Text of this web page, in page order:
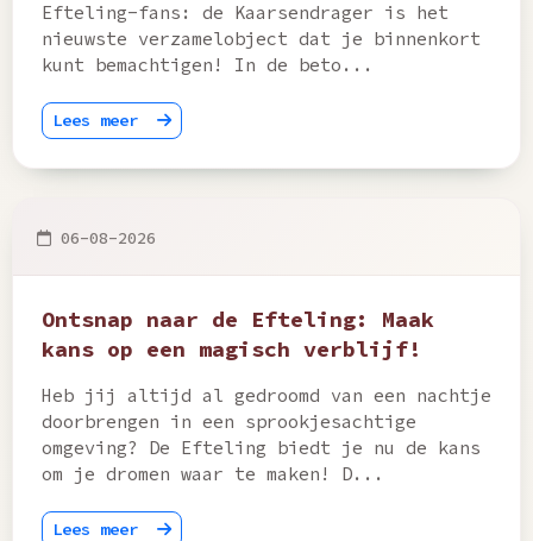
Efteling-fans: de Kaarsendrager is het
nieuwste verzamelobject dat je binnenkort
kunt bemachtigen! In de beto...
Lees meer
06-08-2026
Ontsnap naar de Efteling: Maak
kans op een magisch verblijf!
Heb jij altijd al gedroomd van een nachtje
doorbrengen in een sprookjesachtige
omgeving? De Efteling biedt je nu de kans
om je dromen waar te maken! D...
Lees meer